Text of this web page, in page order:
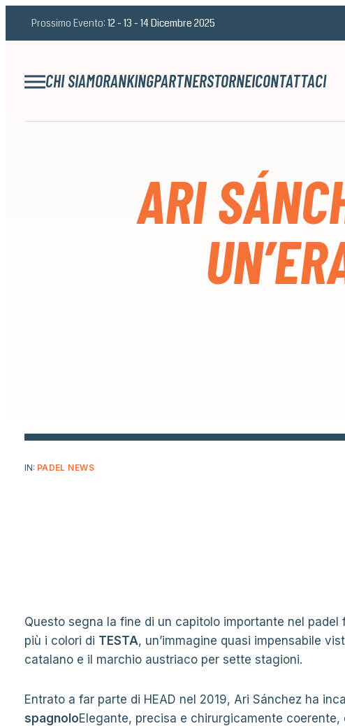
Prossimo Evento: 12 - 13 - 14 Dicembre 2025
CHI SIAMORANKINGPARTNERSTORNEICONTATTACI
ARI
IN: PADEL NEWS
Questo segna la fine di un capitolo importante nel padel
più i colori di TESTA, un’immagine quasi impensabile
catalano e il marchio austriaco per sette stagioni.
Entrato a far parte di HEAD nel 2019, Ari Sánchez ha
spagnoloElegante, precisa e chirurgicamente